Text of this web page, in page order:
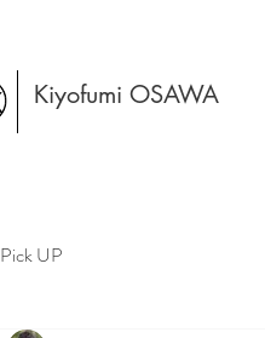
Kiyofumi OSAWA
Pick UP